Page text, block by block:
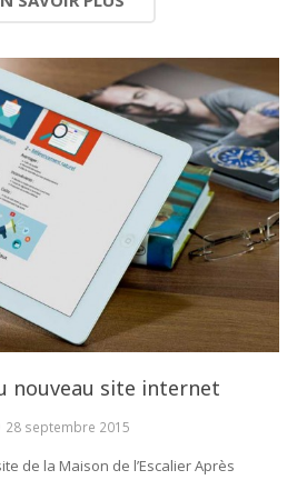
nouveau site internet
28 septembre 2015
de la Maison de l’Escalier Après